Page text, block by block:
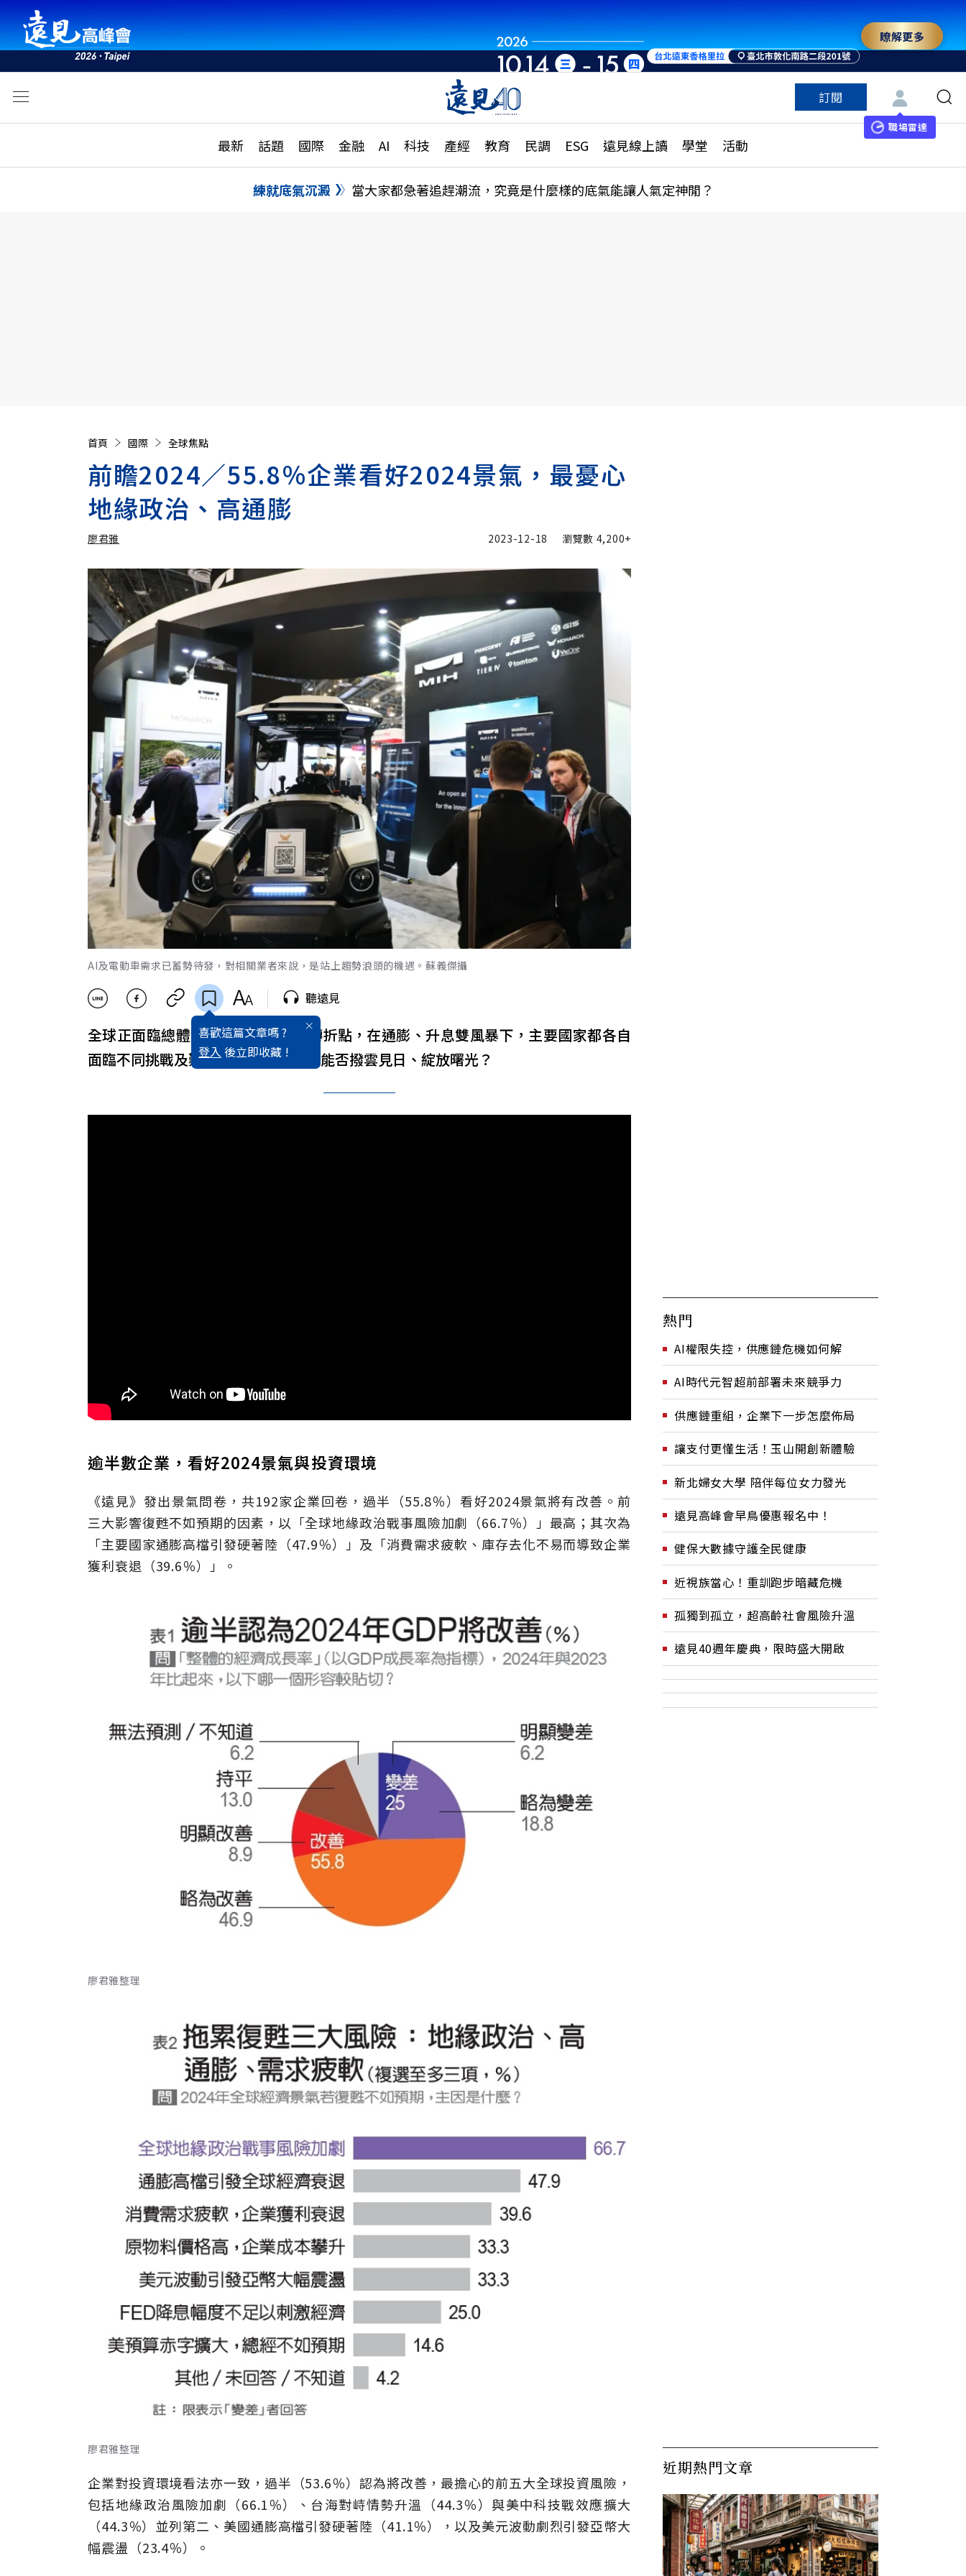
瞭解更多
訂閱
職場雷達
最新 話題 國際 金融 AI 科技 產經 教育 民調 ESG 遠見線上讀 學堂 活動
活動
話題
國際
特輯
大學升學、職涯攻略
縣市施政調查全解析
民調
更多訂閱方案
特色頻道
練就底氣沉澱 當大家都急著追趕潮流，究竟是什麼樣的底氣能讓人氣定神閒？
首頁 國際 全球焦點
前瞻2024／55.8％企業看好2024景氣，最憂心
地緣政治、高通膨
廖君雅
廖君雅 加入追蹤
2023-12-18 瀏覽數 4,200+
AI及電動車需求已蓄勢待發，對相關業者來說，是站上趨勢浪頭的機遇。蘇義傑攝
喜歡這篇文章嗎 ?
登入 後立即收藏 !
聽遠見
全球正面臨總體經濟與貨幣政治的轉折點，在通膨、升息雙風暴下，主要國家都各自
面臨不同挑戰及難題。2024全球經濟能否撥雲見日、綻放曙光？
逾半數企業，看好2024景氣與投資環境
《遠見》發出景氣問卷，共192家企業回卷，過半（55.8％）看好2024景氣將有改善。前
三大影響復甦不如預期的因素，以「全球地緣政治戰事風險加劇（66.7％）」最高；其次為
「主要國家通膨高檔引發硬著陸（47.9％）」及「消費需求疲軟、庫存去化不易而導致企業
獲利衰退（39.6％）」。
廖君雅整理
廖君雅整理
企業對投資環境看法亦一致，過半（53.6％）認為將改善，最擔心的前五大全球投資風險，
包括地緣政治風險加劇（66.1％）、台海對峙情勢升溫（44.3％）與美中科技戰效應擴大
（44.3％）並列第二、美國通膨高檔引發硬著陸（41.1％），以及美元波動劇烈引發亞幣大
幅震盪（23.4％）。
熱門
AI權限失控，供應鏈危機如何解
AI時代元智超前部署未來競爭力
供應鏈重組，企業下一步怎麼佈局
讓支付更懂生活！玉山開創新體驗
新北婦女大學 陪伴每位女力發光
遠見高峰會早鳥優惠報名中！
健保大數據守護全民健康
近視族當心！重訓跑步暗藏危機
孤獨到孤立，超高齡社會風險升溫
遠見40週年慶典，限時盛大開啟
近期熱門文章